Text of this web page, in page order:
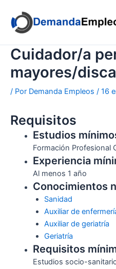
contenido
Cuidador/a
mayores/
/ Por Demanda Empleos / 16
Requisitos
Estudios
Formación Profesional
Experiencia
Al menos 1 año
Conocimientos
Sanidad
Auxiliar de
Auxiliar de geriatría
Geriatría
Requisitos
Estudios socio-